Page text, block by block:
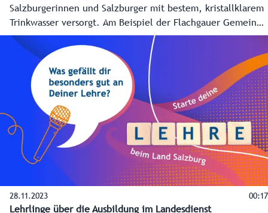
Salzburgerinnen und Salzburger mit bestem, kristallklarem
Trinkwasser versorgt. Am Beispiel der Flachgauer Gemeinde
Schleedorf wird deutlich, was hinter dem Weg des Wassers
von der Quelle bis ins Glas steckt.
28.11.2023 00:17
Lehrlinge über die Ausbildung im Landesdienst